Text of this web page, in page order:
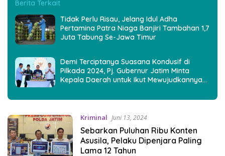
Berita Terkait
Tidak Perlu Risau, Jelang Idul Adha
Pertamina Patra Niaga Banjiri Tambahan 1,7
Juta Tabung Se-Jawa Timur
Demi Terciptanya Suasana Kondusif di
Pilkada 2024, Pj. Gubernur Jatim Minta
Kepala Daerah untuk Ikut Mewujudkannya
Kriminal Juni 13, 2024
Sebarkan Puluhan Ribu Konten
Asusila, Pelaku Dipenjara Paling
Lama 12 Tahun